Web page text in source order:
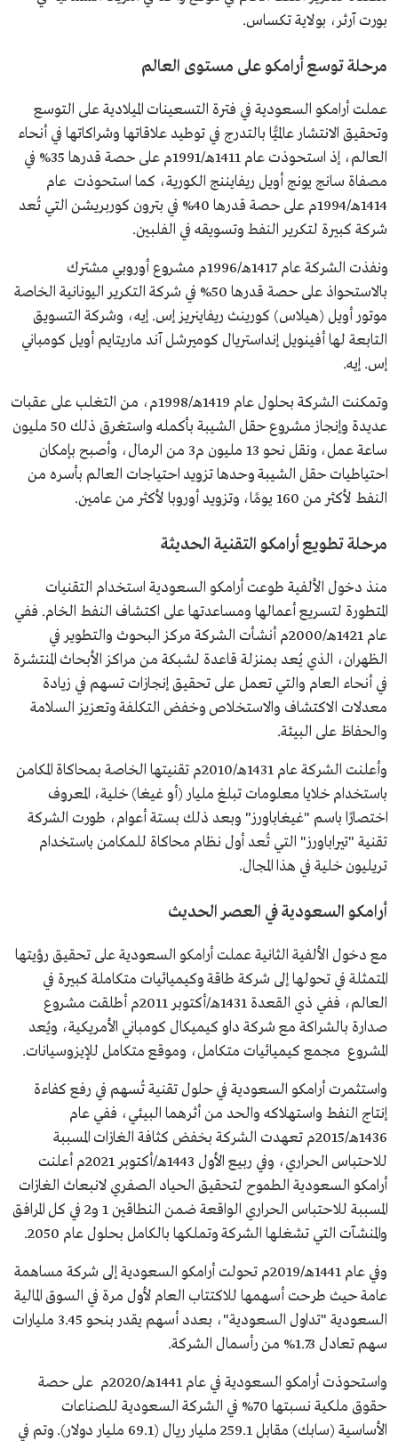
بورت آرثر، بولاية تكساس.
مرحلة توسع أرامكو على مستوى العالم
عملت أرامكو السعودية في فترة التسعينات الميلادية على التوسع
وتحقيق الانتشار عالميًّا بالتدرج في توطيد علاقاتها وشراكاتها في أنحاء
العالم، إذ استحوذت عام 1411هـ/1991م على حصة قدرها 35% في
مصفاة سانج يونج أويل ريفايننج الكورية، كما استحوذت عام
1414هـ/1994م على حصة قدرها 40% في بترون كوربريشن التي تُعد
شركة كبيرة لتكرير النفط وتسويقه في الفلبين.
ونفذت الشركة عام 1417هـ/1996م مشروع أوروبي مشترك
بالاستحواذ على حصة قدرها 50% في شركة التكرير اليونانية الخاصة
موتور أويل (هيلاس) كورينث ريفاينريز إس. إيه، وشركة التسويق
التابعة لها أفينويل إنداستريال كوميرشل آند ماريتايم أويل كومباني
إس. إيه.
وتمكنت الشركة بحلول عام 1419هـ/1998م، من التغلب على عقبات
عديدة وإنجاز مشروع حقل الشيبة بأكمله واستغرق ذلك 50 مليون
ساعة عمل، ونقل نحو 13 مليون م3 من الرمال، وأصبح بإمكان
احتياطيات حقل الشيبة وحدها تزويد احتياجات العالم بأسره من
النفط لأكثر من 160 يومًا، وتزويد أوروبا لأكثر من عامين.
مرحلة تطويع أرامكو التقنية الحديثة
منذ دخول الألفية طوعت أرامكو السعودية استخدام التقنيات
المتطورة لتسريع أعمالها ومساعدتها على اكتشاف النفط الخام. ففي
عام 1421هـ/2000م أنشأت الشركة مركز البحوث والتطوير في
الظهران، الذي يُعد بمنزلة قاعدة لشبكة من مراكز الأبحاث المنتشرة
في أنحاء العام والتي تعمل على تحقيق إنجازات تسهم في زيادة
معدلات الاكتشاف والاستخلاص وخفض التكلفة وتعزيز السلامة
والحفاظ على البيئة.
وأعلنت الشركة عام 1431هـ/2010م تقنيتها الخاصة بمحاكاة المكامن
باستخدام خلايا معلومات تبلغ مليار (أو غيغا) خلية، المعروف
اختصارًا باسم "غيغاباورز" وبعد ذلك بستة أعوام، طورت الشركة
تقنية "تيراباورز" التي تُعد أول نظام محاكاة للمكامن باستخدام
تريليون خلية في هذا المجال.
أرامكو السعودية في العصر الحديث
مع دخول الألفية الثانية عملت أرامكو السعودية على تحقيق رؤيتها
المتمثلة في تحولها إلى شركة طاقة وكيميائيات متكاملة كبيرة في
العالم، ففي ذي القعدة 1431هـ/أكتوبر 2011م أطلقت مشروع
صدارة بالشراكة مع شركة داو كيميكال كومباني الأمريكية، ويُعد
المشروع مجمع كيميائيات متكامل، وموقع متكامل للإيزوسيانات.
واستثمرت أرامكو السعودية في حلول تقنية تُسهم في رفع كفاءة
إنتاج النفط واستهلاكه والحد من أثرهما البيئي، ففي عام
1436هـ/2015م تعهدت الشركة بخفض كثافة الغازات المسببة
للاحتباس الحراري، وفي ربيع الأول 1443هـ/أكتوبر 2021م أعلنت
أرامكو السعودية الطموح لتحقيق الحياد الصفري لانبعاث الغازات
المسببة للاحتباس الحراري الواقعة ضمن النطاقين 1 و2 في كل المرافق
والمنشآت التي تشغلها الشركة وتملكها بالكامل بحلول عام 2050.
وفي عام 1441هـ/2019م تحولت أرامكو السعودية إلى شركة مساهمة
عامة حيث طرحت أسهمها للاكتتاب العام لأول مرة في السوق المالية
السعودية "تداول السعودية"، بعدد أسهم يقدر بنحو 3.45 مليارات
سهم تعادل 1.73% من رأسمال الشركة.
واستحوذت أرامكو السعودية في عام 1441هـ/2020م على حصة
حقوق ملكية نسبتها 70% في الشركة السعودية للصناعات
الأساسية (سابك) مقابل 259.1 مليار ريال (69.1 مليار دولار). وتم في